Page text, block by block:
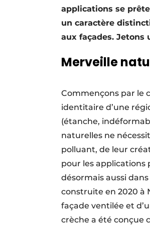
Video’s
applications se
un caractère
aux façades.
Merveille
Commençons par le
identitaire d’une
(étanche,
naturelles ne
polluant, de leur
pour les applications
désormais aussi
construite en 2020 à
façade ventilée et
crèche a été conçue